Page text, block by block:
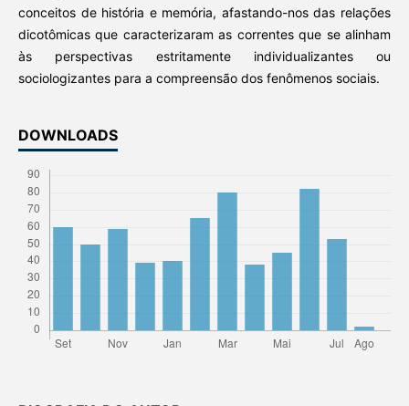
conceitos de história e memória, afastando-nos das relações
dicotômicas que caracterizaram as correntes que se alinham
às perspectivas estritamente individualizantes ou
sociologizantes para a compreensão dos fenômenos sociais.
DOWNLOADS